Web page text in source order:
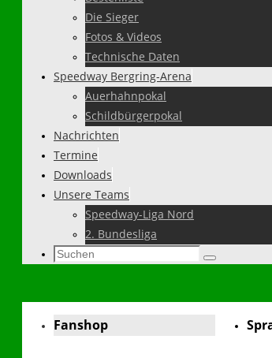
Die Sieger
Fotos & Videos
Technische Daten
Speedway Bergring-Arena
Auerhahnpokal
Schildbürgerpokal
Nachrichten
Termine
Downloads
Unsere Teams
Speedway-Liga Nord
2. Bundesliga
Suchen
Suchen
Fanshop